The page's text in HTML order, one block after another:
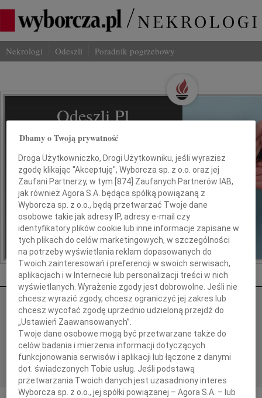
Nekrologi Odeszli Poradnik pogrzebowy
Odeszli.pl
Jak ich zapamiętaliśmy/ Serwis odeszli.pl
z Grupy Wyborcza, to możliwość
stworzenia unikalnego wspomnienia.
Dziel się nim z rodziną i przyjaciółmi.
*ogłoszenie
Nekrologi Szczecin
BOGUSŁAW WIERZBICKI
03.08.2026SZCZECIN
Z żalem zawiadamiamy, że w dniu 25.07.2026 r.
zmarł ś.p. Bogusław Wierzbicki lekarz Pożegnanie
przed kremacją nastąpi w dniu 03.08.2026 roku o
godz.11:15 na Cmentarzu...
Dbamy o Twoją prywatność
Droga Użytkowniczko, Drogi Użytkowniku, jeśli wyrazisz
zgodę klikając "Akceptuję", Wyborcza sp. z o.o. oraz jej
Zaufani Partnerzy, w tym [874 ] Zaufanych Partnerów IAB,
jak również Agora S.A. będąca spółką powiązaną z
Wyborcza sp. z o.o., będą przetwarzać Twoje dane
osobowe takie jak adresy IP, adresy e-mail czy
identyfikatory plików cookie lub inne informacje zapisane w
tych plikach do celów marketingowych, w szczególności
na potrzeby wyświetlania reklam dopasowanych do
Twoich zainteresowań i preferencji w swoich serwisach,
aplikacjach i w Internecie lub personalizacji treści w nich
wyświetlanych. Wyrażenie zgody jest dobrowolne. Jeśli nie
chcesz wyrazić zgody, chcesz ograniczyć jej zakres lub
chcesz wycofać zgodę uprzednio udzieloną przejdź do
„Ustawień Zaawansowanych”.
Twoje dane osobowe mogą być przetwarzane także do
celów badania i mierzenia informacji dotyczących
funkcjonowania serwisów i aplikacji lub łączone z danymi
dot. świadczonych Tobie usług. Jeśli podstawą
przetwarzania Twoich danych jest uzasadniony interes
Wyborcza sp. z o.o., jej spółki powiązanej – Agora S.A. – lub